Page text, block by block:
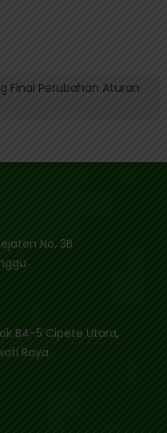
Final Perubahan Aturan
No. 3B
B4-5 Cipete Utara,
Raya